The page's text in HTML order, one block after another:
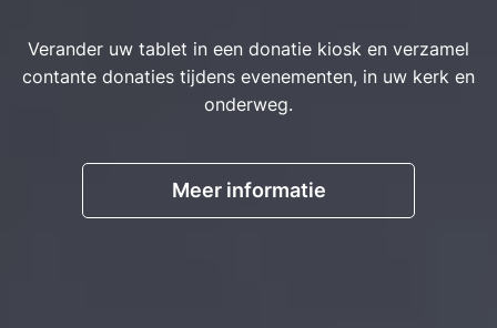
Verander uw tablet in een donatie kiosk en verzamel
contante donaties tijdens evenementen, in uw kerk en
onderweg.
Meer informatie